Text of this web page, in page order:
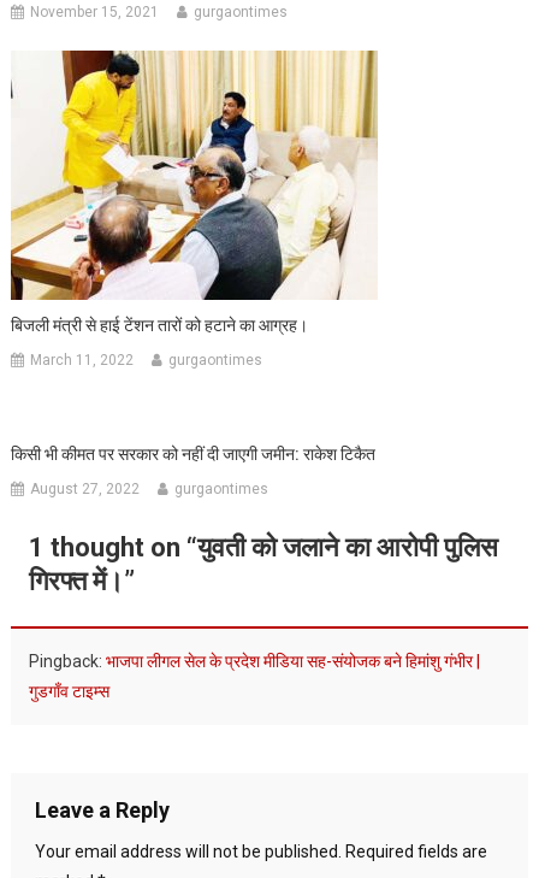
November 15, 2021 gurgaontimes
बिजली मंत्री से हाई टेंशन तारों को हटाने का आग्रह।
March 11, 2022 gurgaontimes
किसी भी कीमत पर सरकार को नहीं दी जाएगी जमीन: राकेश टिकैत
August 27, 2022 gurgaontimes
1 thought on “युवती को जलाने का आरोपी पुलिस
गिरफ्त में। ”
Pingback: भाजपा लीगल सेल के प्रदेश मीडिया सह-संयोजक बने हिमांशु गंभीर |
गुडगाँव टाइम्स
Leave a Reply
Your email address will not be published. Required fields are